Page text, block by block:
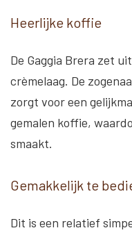
Heerlijke koffie
De Gaggia Brera zet
crèmelaag. De
zorgt voor een
gemalen koffie,
smaakt.
Gemakkelijk te
Dit is een relatief